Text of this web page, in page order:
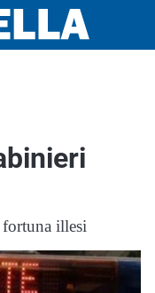
illesi